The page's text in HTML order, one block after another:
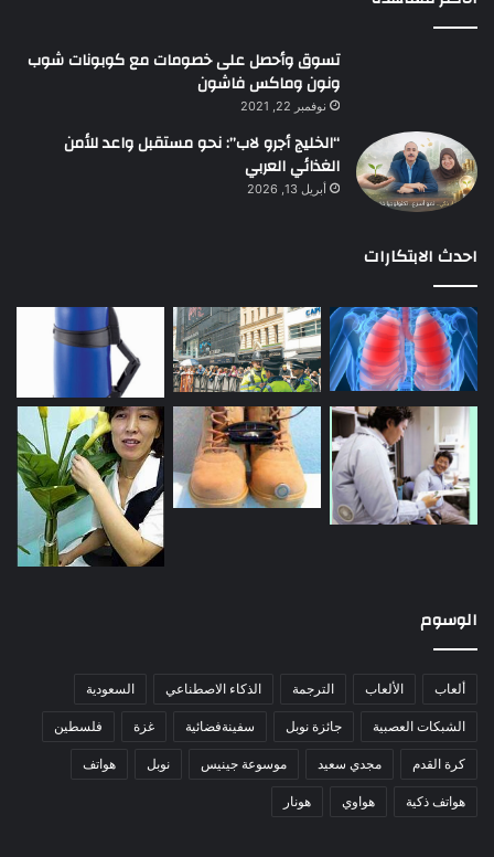
تسوق وأحصل على خصومات مع كوبونات شوب
ونون وماكس فاشون
نوفمبر 22, 2021
“الخليج أجرو لاب”: نحو مستقبل واعد للأمن
الغذائي العربي
أبريل 13, 2026
احدث الابتكارات
الوسوم
ألعاب الألعاب الترجمة الذكاء الاصطناعي السعودية
الشبكات العصبية جائزة نوبل سفينةفضائية غزة فلسطين
كرة القدم مجدي سعيد موسوعة جينيس نوبل هواتف
هواتف ذكية هواوي هونار